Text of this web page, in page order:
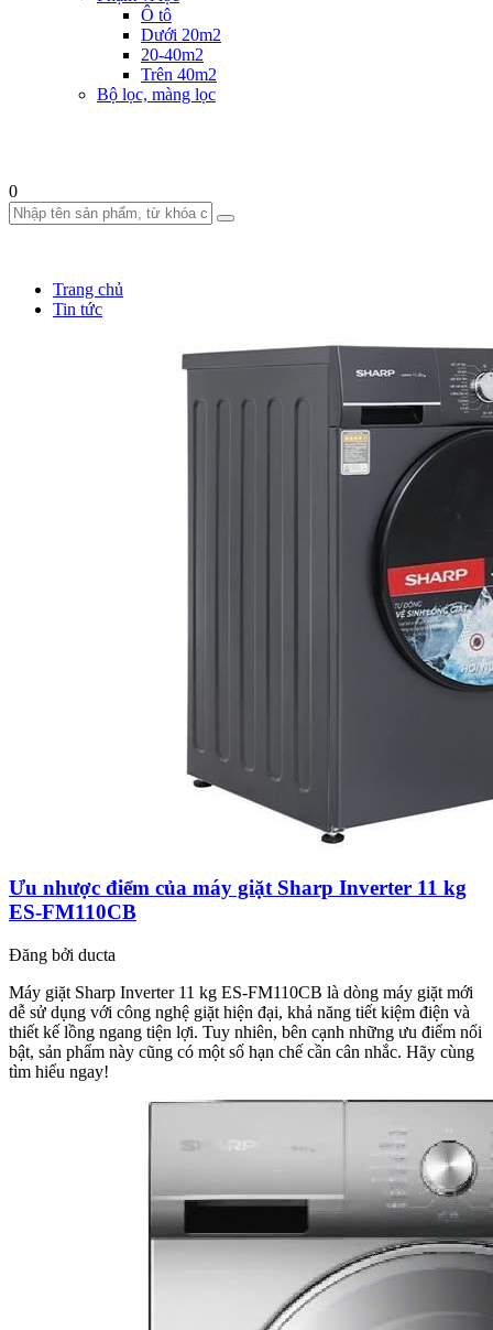
Ô tô
Dưới 20m2
20-40m2
Trên 40m2
Bộ lọc, màng lọc
0
Trang chủ
Tin tức
Ưu nhược điểm của máy giặt Sharp Inverter 11 kg
ES-FM110CB
Đăng bởi ducta
Máy giặt Sharp Inverter 11 kg ES-FM110CB là dòng máy giặt mới
dễ sử dụng với công nghệ giặt hiện đại, khả năng tiết kiệm điện và
thiết kế lồng ngang tiện lợi. Tuy nhiên, bên cạnh những ưu điểm nổi
bật, sản phẩm này cũng có một số hạn chế cần cân nhắc. Hãy cùng
tìm hiểu ngay!